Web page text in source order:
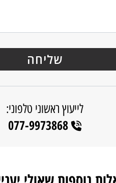
לייעוץ ראשוני טלפוני:
077-9973868